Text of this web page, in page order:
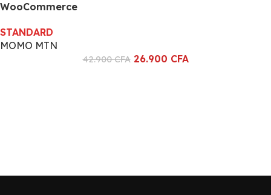
WooCommerce
STANDARD
MOMO MTN
42.900CFA 26.900 CFA